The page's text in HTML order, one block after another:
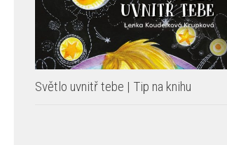
Světlo uvnitř tebe | Tip na knihu